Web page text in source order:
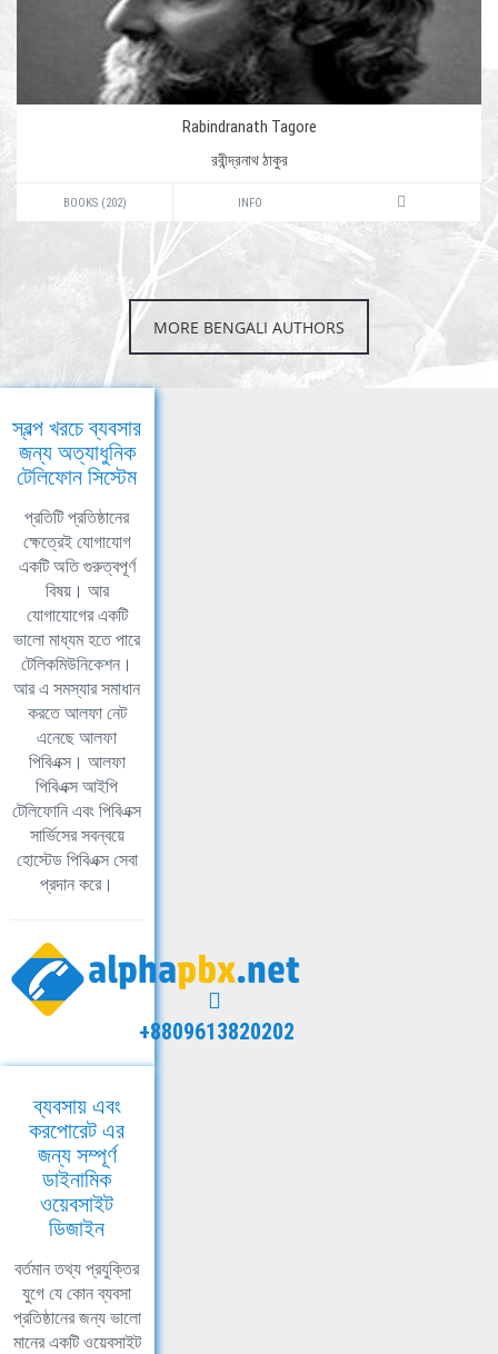
Rabindranath Tagore
রবীন্দ্রনাথ ঠাকুর
BOOKS (202) INFO
MORE BENGALI AUTHORS
স্বল্প খরচে ব্যবসার
জন্য অত্যাধুনিক
টেলিফোন সিস্টেম
প্রতিটি প্রতিষ্ঠানের
ক্ষেত্রেই যোগাযোগ
একটি অতি গুরুত্বপূর্ণ
বিষয়। আর
যোগাযোগের একটি
ভালো মাধ্যম হতে পারে
টেলিকমিউনিকেশন।
আর এ সমস্যার সমাধান
করতে আলফা নেট
এনেছে আলফা
পিবিএক্স। আলফা
পিবিএক্স আইপি
টেলিফোনি এবং পিবিএক্স
সার্ভিসের সবন্বয়ে
হোস্টেড পিবিএক্স সেবা
প্রদান করে।
+8809613820202
ব্যবসায় এবং
করপোরেট এর
জন্য সম্পূর্ণ
ডাইনামিক
ওয়েবসাইট
ডিজাইন
বর্তমান তথ্য প্রযুক্তির
যুগে যে কোন ব্যবসা
প্রতিষ্ঠানের জন্য ভালো
মানের একটি ওয়েবসাইট